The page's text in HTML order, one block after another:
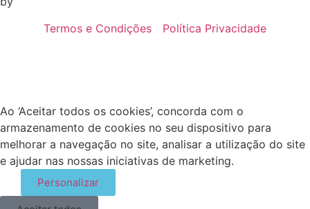
Termos e Condições
Política Privacidade
Ao ‘Aceitar todos os cookies’, concorda com o
armazenamento de cookies no seu dispositivo para
melhorar a navegação no site, analisar a utilização do site
e ajudar nas nossas iniciativas de marketing.
Personalizar